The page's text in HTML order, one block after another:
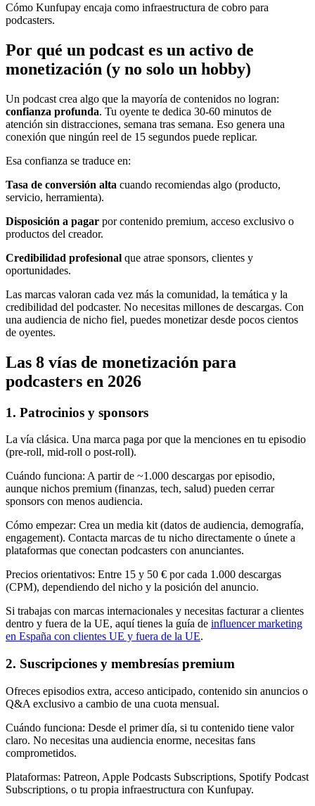
Cómo Kunfupay encaja como infraestructura de cobro para
podcasters.
Por qué un podcast es un activo de
monetización (y no solo un hobby)
Un podcast crea algo que la mayoría de contenidos no logran:
confianza profunda. Tu oyente te dedica 30-60 minutos de
atención sin distracciones, semana tras semana. Eso genera una
conexión que ningún reel de 15 segundos puede replicar.
Esa confianza se traduce en:
Tasa de conversión alta cuando recomiendas algo (producto,
servicio, herramienta).
Disposición a pagar por contenido premium, acceso exclusivo o
productos del creador.
Credibilidad profesional que atrae sponsors, clientes y
oportunidades.
Las marcas valoran cada vez más la comunidad, la temática y la
credibilidad del podcaster. No necesitas millones de descargas. Con
una audiencia de nicho fiel, puedes monetizar desde pocos cientos
de oyentes.
Las 8 vías de monetización para
podcasters en 2026
1. Patrocinios y sponsors
La vía clásica. Una marca paga por que la menciones en tu episodio
(pre-roll, mid-roll o post-roll).
Cuándo funciona: A partir de ~1.000 descargas por episodio,
aunque nichos premium (finanzas, tech, salud) pueden cerrar
sponsors con menos audiencia.
Cómo empezar: Crea un media kit (datos de audiencia, demografía,
engagement). Contacta marcas de tu nicho directamente o únete a
plataformas que conectan podcasters con anunciantes.
Precios orientativos: Entre 15 y 50 € por cada 1.000 descargas
(CPM), dependiendo del nicho y la posición del anuncio.
Si trabajas con marcas internacionales y necesitas facturar a clientes
dentro y fuera de la UE, aquí tienes la guía de influencer marketing
en España con clientes UE y fuera de la UE.
2. Suscripciones y membresías premium
Ofreces episodios extra, acceso anticipado, contenido sin anuncios o
Q&A exclusivo a cambio de una cuota mensual.
Cuándo funciona: Desde el primer día, si tu contenido tiene valor
claro. No necesitas una audiencia enorme, necesitas fans
comprometidos.
Plataformas: Patreon, Apple Podcasts Subscriptions, Spotify Podcast
Subscriptions, o tu propia infraestructura con Kunfupay.